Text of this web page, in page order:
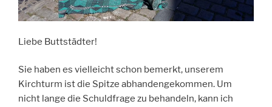
Liebe Buttstädter!
Sie haben es vielleicht schon bemerkt, unserem
Kirchturm ist die Spitze abhandengekommen. Um
nicht lange die Schuldfrage zu behandeln, kann ich